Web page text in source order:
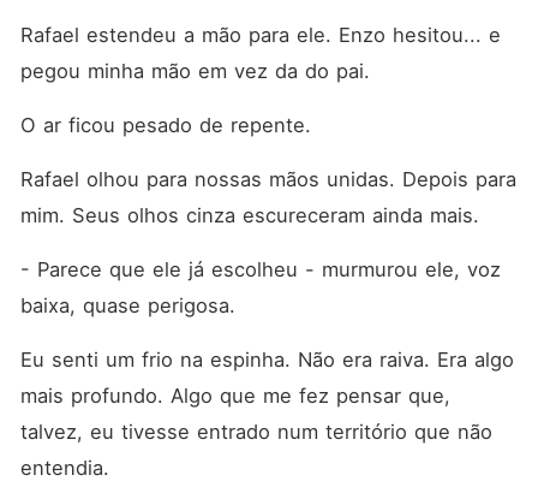
Rafael estendeu a mão para ele. Enzo hesitou... e
pegou minha mão em vez da do pai.
O ar ficou pesado de repente.
Rafael olhou para nossas mãos unidas. Depois para
mim. Seus olhos cinza escureceram ainda mais.
- Parece que ele já escolheu - murmurou ele, voz
baixa, quase perigosa.
Eu senti um frio na espinha. Não era raiva. Era algo
mais profundo. Algo que me fez pensar que,
talvez, eu tivesse entrado num território que não
entendia.